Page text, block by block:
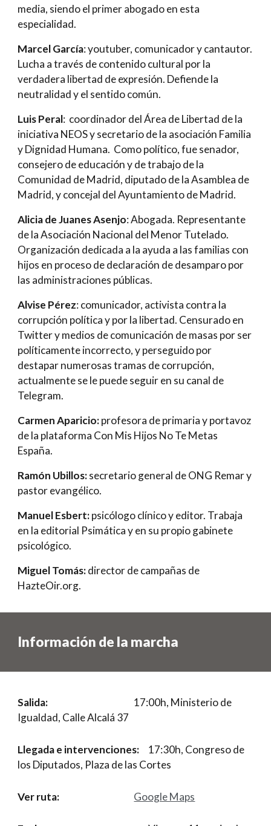
media, siendo el primer abogado en esta
especialidad.
Marcel García: youtuber, comunicador y cantautor.
Lucha a través de contenido cultural por la
verdadera libertad de expresión. Defiende la
neutralidad y el sentido común.
Luis Peral: coordinador del Área de Libertad de la
iniciativa NEOS y secretario de la asociación Familia
y Dignidad Humana. Como político, fue senador,
consejero de educación y de trabajo de la
Comunidad de Madrid, diputado de la Asamblea de
Madrid, y concejal del Ayuntamiento de Madrid.
Alicia de Juanes Asenjo: Abogada. Representante
de la Asociación Nacional del Menor Tutelado.
Organización dedicada a la ayuda a las familias con
hijos en proceso de declaración de desamparo por
las administraciones públicas.
Alvise Pérez: comunicador, activista contra la
corrupción política y por la libertad. Censurado en
Twitter y medios de comunicación de masas por ser
políticamente incorrecto, y perseguido por
destapar numerosas tramas de corrupción,
actualmente se le puede seguir en su canal de
Telegram.
Carmen Aparicio:profesora de primaria yportavoz
de la plataforma Con Mis Hijos No Te Metas
España.
Ramón Ubillos:secretario general de ONG Remar y
pastor evangélico.
Manuel Esbert:psicólogo clínicoy editor. Trabaja
en la editorial Psimática y en su propio gabinete
psicológico.
Miguel Tomás:director de campañas de
HazteOir.org.
Información de la marcha
Salida: 17:00h, Ministerio de
Igualdad, Calle Alcalá 37
Llegada e intervenciones:
17:30h, Congreso de
los Diputados, Plaza de las Cortes
Ver ruta: Google Maps